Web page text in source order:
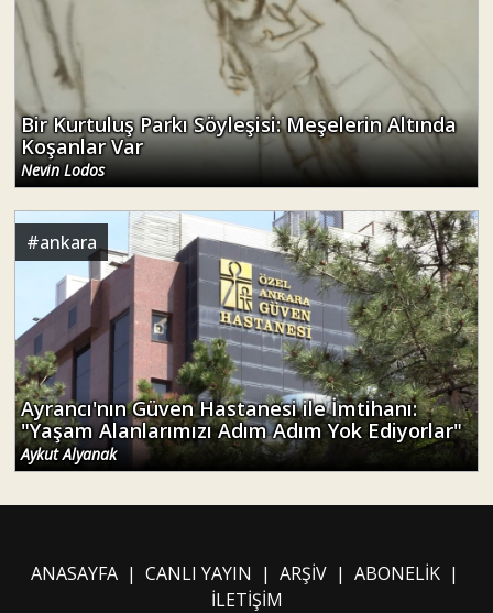
Bir Kurtuluş Parkı Söyleşisi: Meşelerin Altında
Koşanlar Var
Nevin Lodos
#ankara
Ayrancı'nın Güven Hastanesi ile İmtihanı:
"Yaşam Alanlarımızı Adım Adım Yok Ediyorlar"
Aykut Alyanak
ANASAYFA| CANLI YAYIN | ARŞİV| ABONELİK|
İLETİŞİM